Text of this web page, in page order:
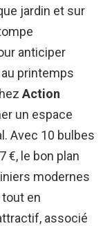
jardin et sur
anticiper
au printemps
Action
un espace
Avec 10 bulbes
€, le bon plan
modernes
en
associé